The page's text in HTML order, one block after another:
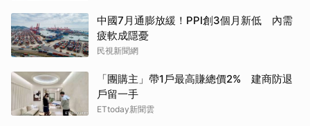
中國7月通膨放緩！PPI創3個月新低 內需
疲軟成隱憂
民視新聞網
「團購主」帶1戶最高賺總價2% 建商防退
戶留一手
ETtoday新聞雲